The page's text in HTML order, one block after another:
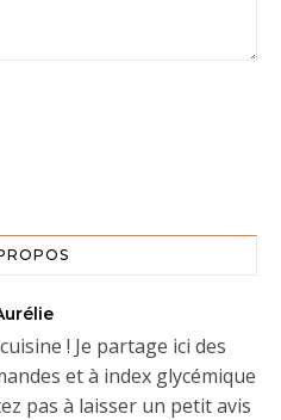
! Je partage ici des
et à index glycémique
pas à laisser un petit avis